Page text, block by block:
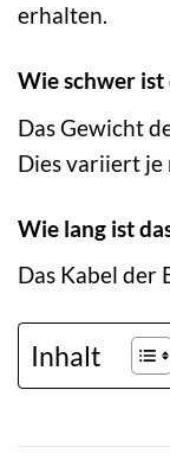
erhalten.
Wie schwer ist
Das Gewicht
Dies variiert je
Wie lang ist
Das Kabel der
Inhalt